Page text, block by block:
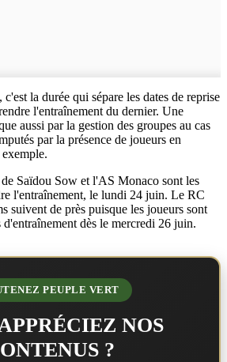
la durée qui sépare les dates de reprise
l'entraînement du dernier. Une
aussi par la gestion des groupes au cas
par la présence de joueurs en
Saïdou Sow et l'AS Monaco sont les
l'entraînement, le lundi 24 juin. Le RC
suivent de près puisque les joueurs sont
d'entraînement dès le mercredi 26 juin.
PEUPLE VERT
NOS
?